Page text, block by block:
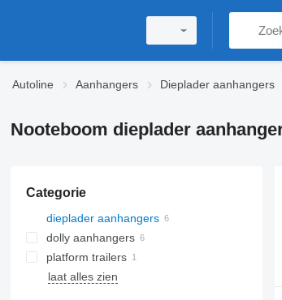
Autoline Aanhangers Dieplader aanhangers
Nooteboom dieplader
Categorie
dieplader aanhangers
dolly aanhangers
platform trailers
laat alles zien